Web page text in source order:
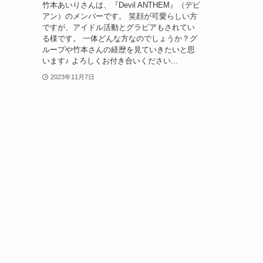
竹本あいりさんは、『Devil ANTHEM』（デビ
アン）のメンバーです。 笑顔が可愛らしい方
ですが、アイドル活動とグラビアもされてい
る様です。 一体どんな方なのでしょうか？グ
ループや竹本さんの経歴を見ていきたいと思
います♪ よろしくお付き合いください...
2023年11月7日